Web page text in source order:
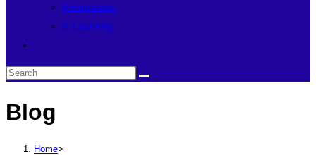
Ketarunaan
E-Learning
Blog
Home>